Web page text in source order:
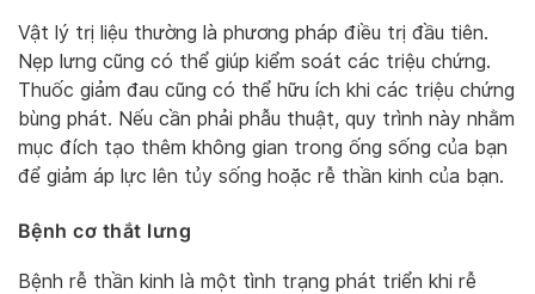
Vật lý trị liệu thường là phương pháp điều trị đầu tiên.
Nẹp lưng cũng có thể giúp kiểm soát các triệu chứng.
Thuốc giảm đau cũng có thể hữu ích khi các triệu chứng
bùng phát. Nếu cần phải phẫu thuật, quy trình này nhằm
mục đích tạo thêm không gian trong ống sống của bạn
để giảm áp lực lên tủy sống hoặc rễ thần kinh của bạn.
Bệnh cơ thắt lưng
Bệnh rễ thần kinh là một tình trạng phát triển khi rễ